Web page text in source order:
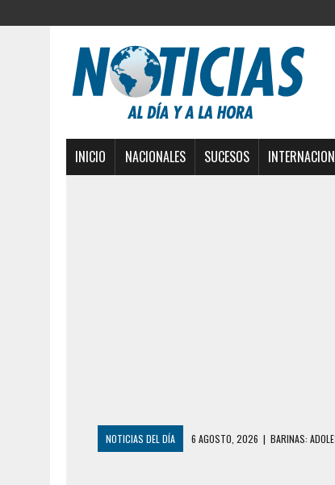
INICIO NACIONALES SUCESOS
NOTICIAS DEL DÍA 6 AGOSTO, 2026 | BARINAS: